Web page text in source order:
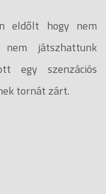
eldőlt hogy nem
játszhattunk
egy szenzációs
tornát zárt.